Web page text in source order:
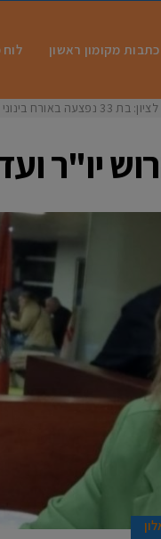
כתבות מקומון ראשון לוח
ברחוב ירושלים
יו"ר